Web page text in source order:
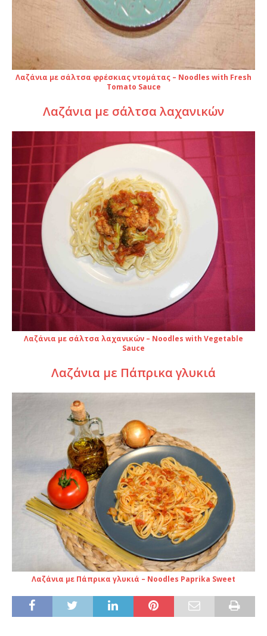
Λαζάνια με σάλτσα φρέσκιας ντομάτας – Noodles with Fresh
Tomato Sauce
Λαζάνια με σάλτσα λαχανικών
Λαζάνια με σάλτσα λαχανικών – Noodles with Vegetable
Sauce
Λαζάνια με Πάπρικα γλυκιά
Λαζάνια με Πάπρικα γλυκιά – Noodles Paprika Sweet